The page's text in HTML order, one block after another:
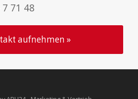
71 48
aufnehmen »